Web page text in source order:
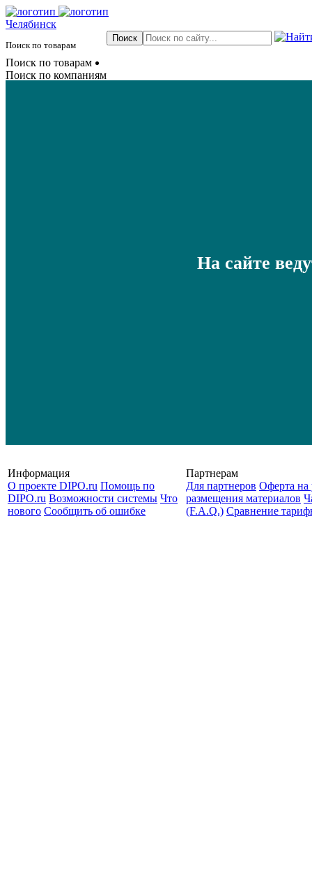
Челябинск
Поиск по товарам
Поиск по товарам
Поиск по компаниям
На сайте
Информация
О проекте DIPO.ru Помощь по
DIPO.ru Возможности системы Что
нового Сообщить об ошибке
Партнерам
Для партнеров Оферта на
размещения материалов
(F.A.Q.) Cравнение